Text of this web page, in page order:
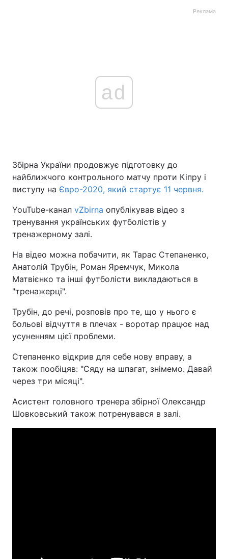
Реклама
ad
Збірна України продовжує підготовку до
найближчого контрольного матчу проти Кіпру і
виступу на Євро-2020, який стартує 11 червня.
YouTube-канал vZbirna опублікував відео з
тренування українських футболістів у
тренажерному залі.
На відео можна побачити, як Тарас Степаненко,
Анатолій Трубін, Роман Яремчук, Микола
Матвієнко та інші футболісти викладаються в
"тренажерці".
Трубін, до речі, розповів про те, що у нього є
больові відчуття в плечах - воротар працює над
усуненням цієї проблеми.
Степаненко відкрив для себе нову вправу, а
також пообіцяв: "Сяду на шпагат, знімемо. Давай
через три місяці".
Асистент головного тренера збірної Олександр
Шовковський також потренувався в залі.